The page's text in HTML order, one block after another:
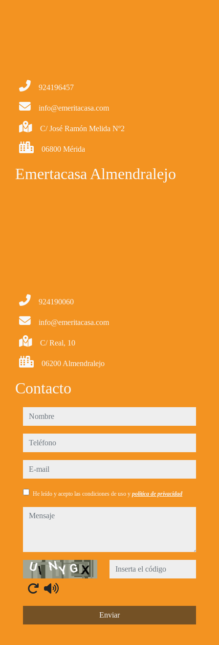
924196457
info@emeritacasa.com
C/ José Ramón Melida Nº2
06800 Mérida
Emertacasa Almendralejo
924190060
info@emeritacasa.com
C/ Real, 10
06200 Almendralejo
Contacto
nombre
teléfono
e-mail
He leído y acepto las condiciones de uso y política de privacidad
mensaje
Captcha
Enviar